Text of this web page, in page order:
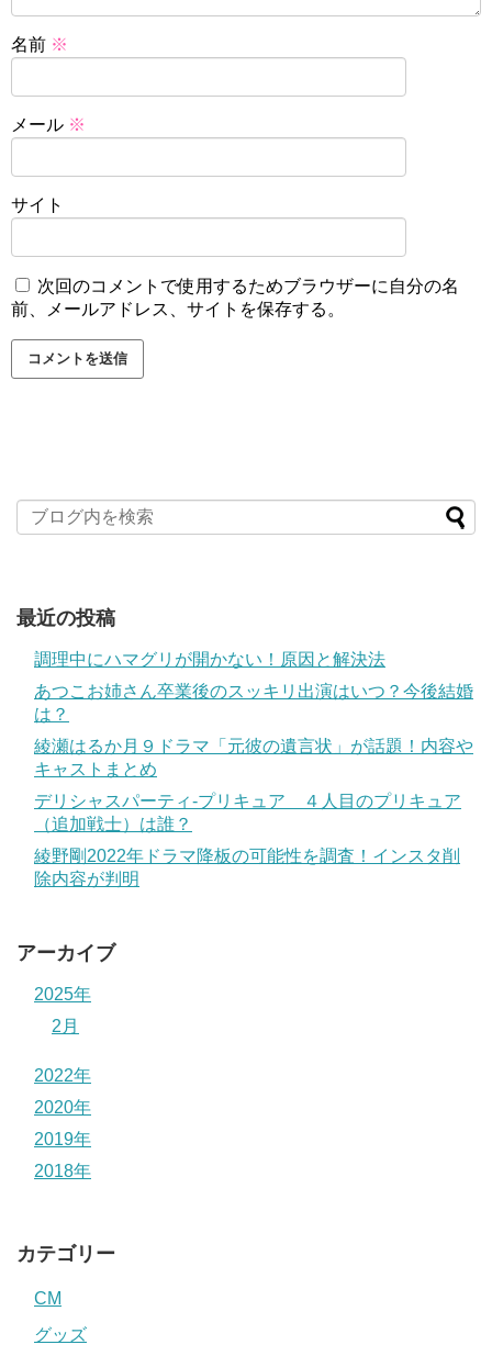
名前 ※
メール ※
サイト
次回のコメントで使用するためブラウザーに自分の名
前、メールアドレス、サイトを保存する。
最近の投稿
調理中にハマグリが開かない！原因と解決法
あつこお姉さん卒業後のスッキリ出演はいつ？今後結婚
は？
綾瀬はるか月９ドラマ「元彼の遺言状」が話題！内容や
キャストまとめ
デリシャスパーティ-プリキュア ４人目のプリキュア
（追加戦士）は誰？
綾野剛2022年ドラマ降板の可能性を調査！インスタ削
除内容が判明
アーカイブ
2025年
2月
2022年
2020年
2019年
2018年
カテゴリー
CM
グッズ